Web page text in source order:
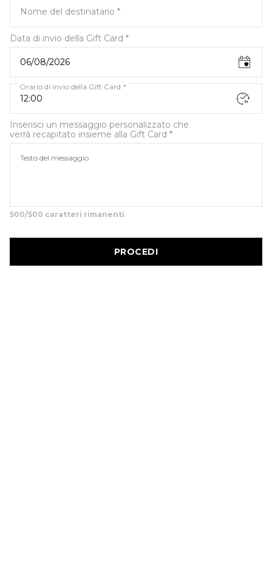
Nome del destinatario
Data di invio della Gift Card
Orario di invio della Gift Card
Inserisci un messaggio personalizzato che
verrà recapitato insieme alla Gift Card
500/500 caratteri rimanenti
PROCEDI